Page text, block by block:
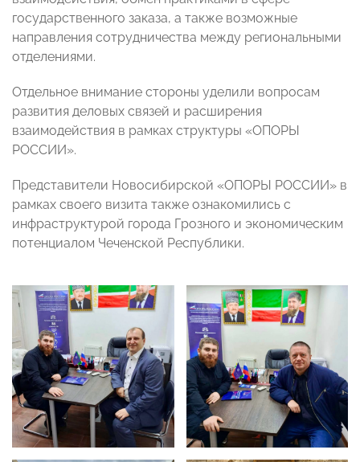
государственного заказа, а также возможные
направления сотрудничества между региональными
отделениями.
Отдельное внимание стороны уделили вопросам
развития деловых связей и расширения
взаимодействия в рамках структуры «ОПОРЫ
РОССИИ».
Представители Новосибирской «ОПОРЫ РОССИИ» в
рамках своего визита также ознакомились с
инфраструктурой города Грозного и экономическим
потенциалом Чеченской Республики.